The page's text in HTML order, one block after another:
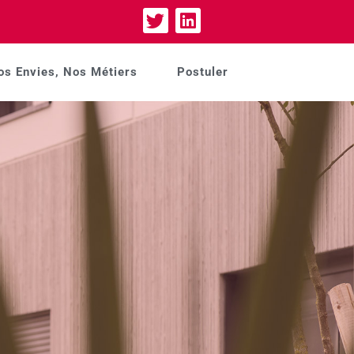
Envies, Nos Métiers Postuler